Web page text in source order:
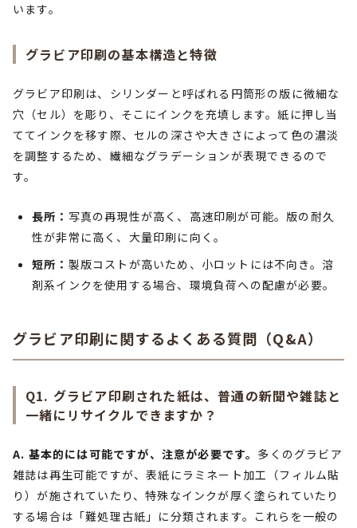
います。
グラビア印刷の基本構造と特徴
グラビア印刷は、シリンダーと呼ばれる円筒形の版に微細な
穴（セル）を彫り、そこにインクを充填します。紙に押し当
ててインクを移す際、セルの深さや大きさによって色の濃淡
を調整するため、繊細なグラデーションが表現できるので
す。
長所： 写真の再現性が高く、高速印刷が可能。版の耐久
性が非常に高く、大量印刷に向く。
短所： 製版コストが高いため、小ロットには不向き。溶
剤系インクを使用する場合、環境負荷への配慮が必要。
グラビア印刷に関するよくある質問（Q&A）
Q1. グラビア印刷された紙は、普通の新聞や雑誌と
一緒にリサイクルできますか？
A. 基本的には可能ですが、注意が必要です。 多くのグラビア
雑誌は再生可能ですが、表紙にラミネート加工（フィルム貼
り）が施されていたり、特殊なインクが厚く塗られていたり
する場合は「難処理古紙」に分類されます。これらを一般の